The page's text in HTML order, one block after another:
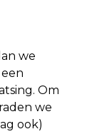
we
Om
we
ook)